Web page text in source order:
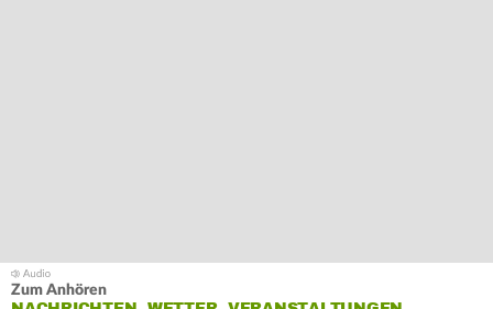
Zum Anhören